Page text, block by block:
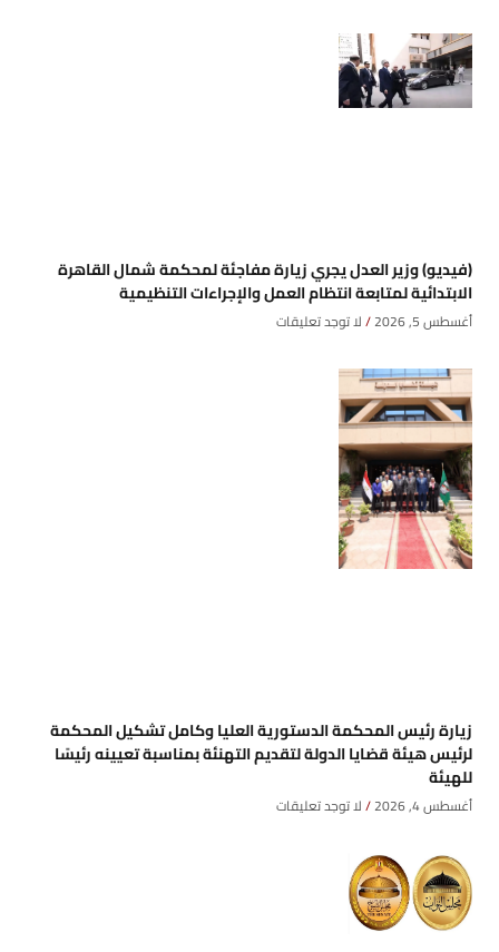
(فيديو) وزير العدل يجري زيارة مفاجئة لمحكمة شمال القاهرة
الابتدائية لمتابعة انتظام العمل والإجراءات التنظيمية
أغسطس 5, 2026 لا توجد تعليقات
زيارة رئيس المحكمة الدستورية العليا وكامل تشكيل المحكمة
لرئيس هيئة قضايا الدولة لتقديم التهنئة بمناسبة تعيينه رئيسًا
للهيئة
أغسطس 4, 2026 لا توجد تعليقات